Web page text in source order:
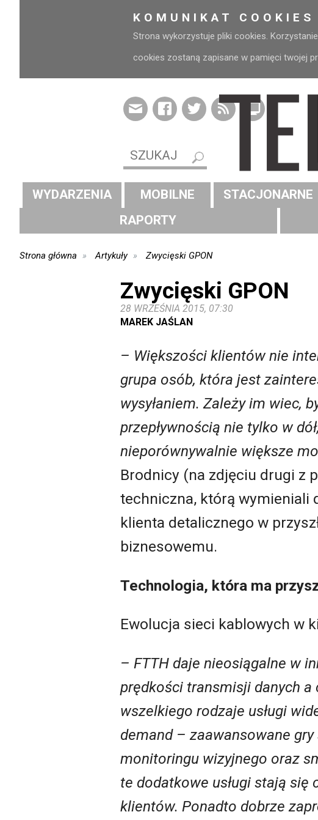
KOMUNIKAT COOKIES
Strona wykorzystuje pliki cookies.
cookies zostaną zapisane w pamięci twojej
WYDARZENIA MOBILNE STACJONARNE
RAPORTY
Strona główna Artykuły Zwycięski GPON
Zwycięski GPON
28 WRZEŚNIA 2015, 07:30
MAREK JAŚLAN
– Większości klientów nie
grupa osób, która jest
wysyłaniem. Zależy im wiec,
przepływnością nie tylko w
nieporównywalnie większe
Brodnicy (na zdjęciu drugi z
techniczna, którą wymieniali
klienta detalicznego w
biznesowemu.
Technologia, która ma
Ewolucja sieci kablowych w
– FTTH daje nieosiągalne w
prędkości transmisji danych a
wszelkiego rodzaje usługi
demand – zaawansowane
monitoringu wizyjnego oraz
te dodatkowe usługi stają
klientów. Ponadto dobrze